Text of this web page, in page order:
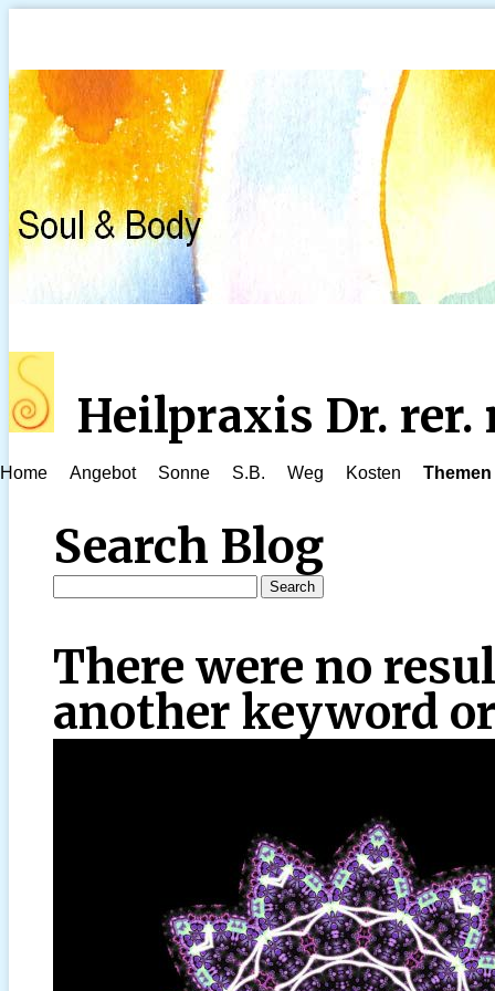
Heilpraxis Dr. rer.
Home Angebot Sonne S.B. Weg Kosten Themen
Search Blog
There were no
another keyword